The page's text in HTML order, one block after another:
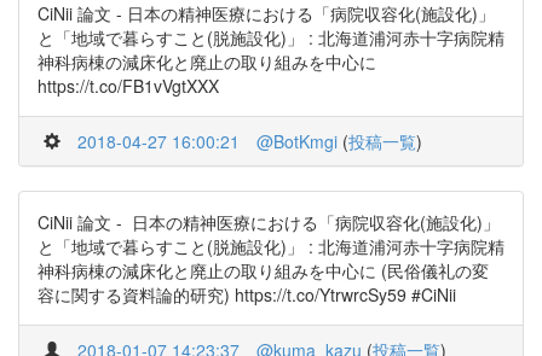
CiNii 論文 - 日本の精神医療における「病院収容化(施設化)」
と「地域で暮らすこと(脱施設化)」 : 北海道浦河赤十字病院精
神科病棟の減床化と廃止の取り組みを中心に
https://t.co/FB1vVgtXXX
2018-04-27 16:00:21 @BotKmgi (投稿一覧)
CiNii 論文 - 日本の精神医療における「病院収容化(施設化)」
と「地域で暮らすこと(脱施設化)」 : 北海道浦河赤十字病院精
神科病棟の減床化と廃止の取り組みを中心に (民俗儀礼の変
容に関する資料論的研究) https://t.co/YtrwrcSy59 #CiNii
2018-01-07 14:23:37 @kuma_kazu (投稿一覧)